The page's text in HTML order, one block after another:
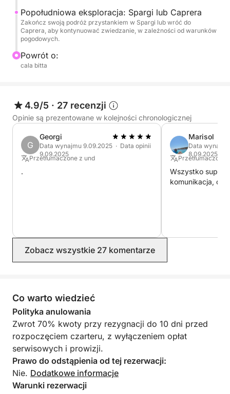
Popołudniowa eksploracja: Spargi lub Caprera
Zakończ swoją podróż przystankiem w Spargi lub wróć do
Caprera, aby kontynuować zwiedzanie, w zależności od warunków
pogodowych.
Powrót o:
cala bitta
4.9/5 · 27 recenzji
Opinie są prezentowane w kolejności chronologicznej
G
Georgi
Data wynajmu 9.09.2025 · Data opinii
9.09.2025
Przetłumaczone z und
.
Marisol
Data
8.09.2025
Przetłumaczone
Wszystko super
komunikacja,
Zobacz wszystkie 27 komentarze
Co warto wiedzieć
Polityka anulowania
Zwrot 70% kwoty przy rezygnacji do 10 dni przed
rozpoczęciem czarteru, z wyłączeniem opłat
serwisowych i prowizji.
Prawo do odstąpienia od tej rezerwacji:
Nie. Dodatkowe informacje
Warunki rezerwacji